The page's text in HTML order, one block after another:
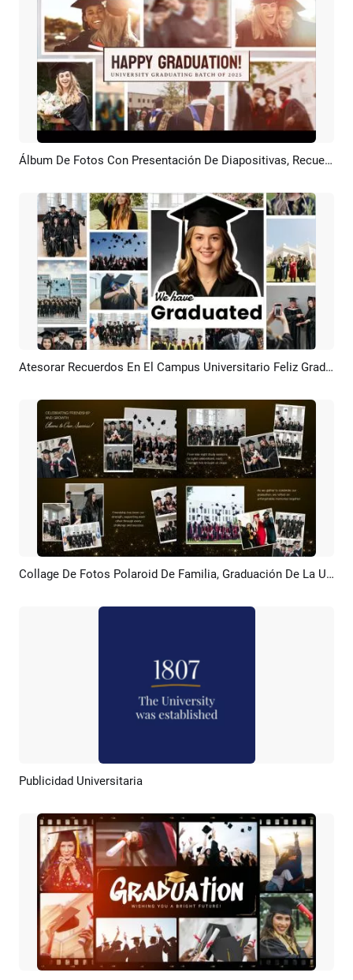
Previsualizar Crear IA Álbum De Fotos Con Presentación De Diapositivas, Recuerdos De Graduación Universitaria, Saludos Familiares Y Amigos
Previsualizar Crear IA Atesorar Recuerdos En El Campus Universitario Feliz Graduación Fotocollage Presentación De Diapositivas
Previsualizar Crear IA Collage De Fotos Polaroid De Familia, Graduación De La Universidad Dorada, Recuerdos De Amor, Presentación De Diapositivas
Previsualizar
Publicidad Universitaria